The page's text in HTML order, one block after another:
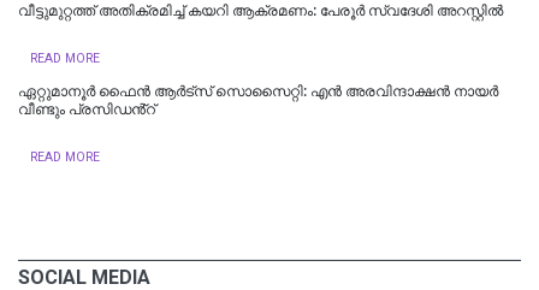
വീട്ടുമുറ്റത്ത് അതിക്രമിച്ച് കയറി ആക്രമണം: പേരൂർ സ്വദേശി അറസ്റ്റിൽ
READ MORE
ഏറ്റുമാനൂർ ഫൈൻ ആർട്സ് സൊസൈറ്റി: എൻ അരവിന്ദാക്ഷൻ നായർ
വീണ്ടും പ്രസിഡൻ്റ്
READ MORE
SOCIAL MEDIA